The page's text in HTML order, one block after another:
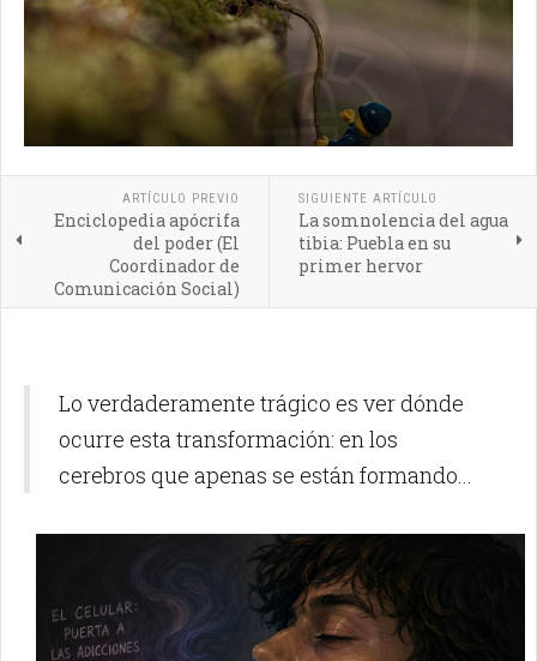
ARTÍCULO PREVIO
Enciclopedia apócrifa
del poder (El
Coordinador de
Comunicación Social)
SIGUIENTE ARTÍCULO
La somnolencia del agua
tibia: Puebla en su
primer hervor
Lo verdaderamente trágico es ver dónde
ocurre esta transformación: en los
cerebros que apenas se están formando...